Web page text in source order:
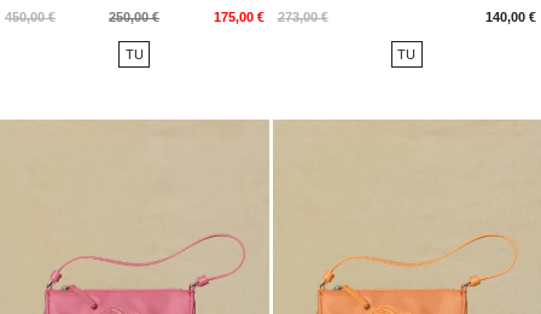
450,00 €
Prix
250,00 € 175,00 €
Prix
TU
273,00 € 140,00 €
Prix
TU